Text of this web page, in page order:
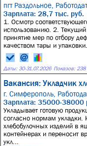
пгт Раздольное,
Зарплата: 28,7 тыс. руб.
1. Осмотр
использованию. 2.
принятие мер по отбору
качеством тары и
Даты: 30-31.07.2026 Показов: 238
Вакансия: Укладчик
г. Симферополь,
Зарплата: 35000-38000
Укладывает готовую
согласно нормам укладки.
хлебобулочных изделий в
контейнерах и переносит
укл...